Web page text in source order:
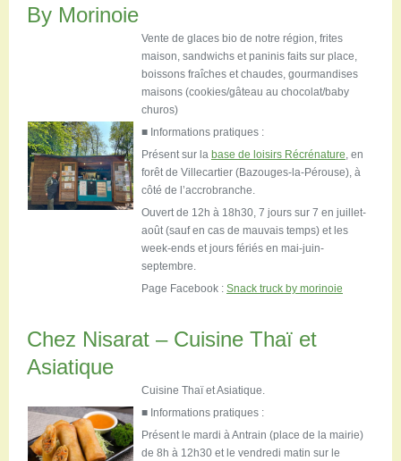
By Morinoie
Vente de glaces bio de notre région, frites
maison, sandwichs et paninis faits sur place,
boissons fraîches et chaudes, gourmandises
maisons (cookies/gâteau au chocolat/baby
churos)
■ Informations pratiques :
Présent sur la base de loisirs Récrénature, en
forêt de Villecartier (Bazouges-la-Pérouse), à
côté de l’accrobranche.
Ouvert de 12h à 18h30, 7 jours sur 7 en juillet-
août (sauf en cas de mauvais temps) et les
week-ends et jours fériés en mai-juin-
septembre.
Page Facebook : Snack truck by morinoie
Chez Nisarat – Cuisine Thaï et
Asiatique
Cuisine Thaï et Asiatique.
■ Informations pratiques :
Présent le mardi à Antrain (place de la mairie)
de 8h à 12h30 et le vendredi matin sur le